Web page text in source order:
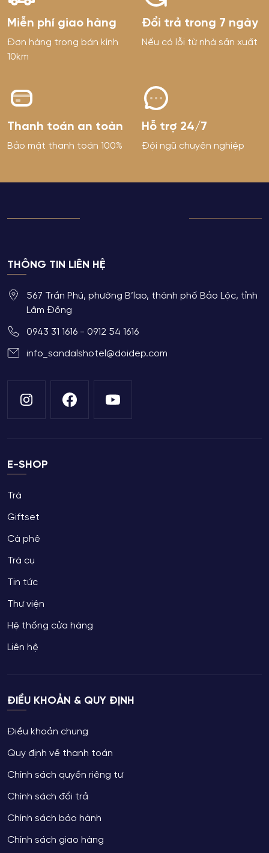
Miễn phí giao hàng
Đơn hàng trong bán kính
10km
Đổi trả trong 7 ngày
Nếu có lỗi từ nhà sản xuất
Thanh toán an toàn
Bảo mật thanh toán 100%
Hỗ trợ 24/7
Đội ngũ chuyên nghiệp
THÔNG TIN LIÊN HỆ
567 Trần Phú, phường B’lao, thành phố Bảo Lộc, tỉnh
Lâm Đồng
0943 31 1616 - 0912 54 1616
info_sandalshotel@doidep.com
E-SHOP
Trà
Giftset
Cà phê
Trà cụ
Tin tức
Thư viện
Hệ thống cửa hàng
Liên hệ
ĐIỀU KHOẢN & QUY ĐỊNH
Điều khoản chung
Quy định về thanh toán
Chính sách quyền riêng tư
Chính sách đổi trả
Chính sách bảo hành
Chính sách giao hàng